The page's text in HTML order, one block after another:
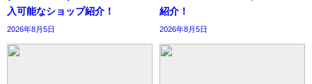
入可能なショップ紹介！
2026年8月5日
紹介！
2026年8月5日